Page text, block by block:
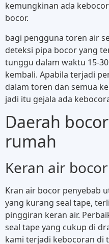
kemungkinan ada
bocor.
bagi pengguna toren air
deteksi pipa bocor yang
tunggu dalam waktu 15-
kembali. Apabila terjadi
dalam toren dan semua
jadi itu gejala ada
Daerah
rumah
Keran air bocor
Kran air bocor penyebab
yang kurang seal tape,
pinggiran keran air.
seal tape yang cukup di
kami terjadi kebocoran di